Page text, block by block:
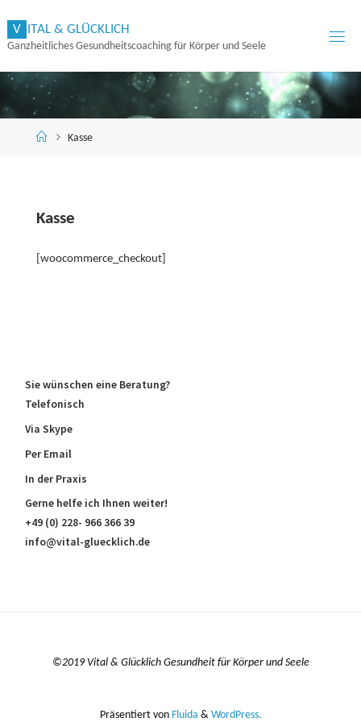
Inhalt
V ITAL & GLÜCKL ICH
Ganzheitliches Gesundheitscoaching für Körper und Seele
StartKasse
Kasse
[woocommerce_checkout]
Sie wünschen eine Beratung?
Telefonisch
Via Skype
Per Email
In der Praxis
Gerne helfe ich Ihnen weiter!
+49 (0) 228- 966 366 39
info@vital-gluecklich.de
©2019 Vital & Glücklich Gesundheit für Körper und Seele
Präsentiert vonFluida & WordPress.